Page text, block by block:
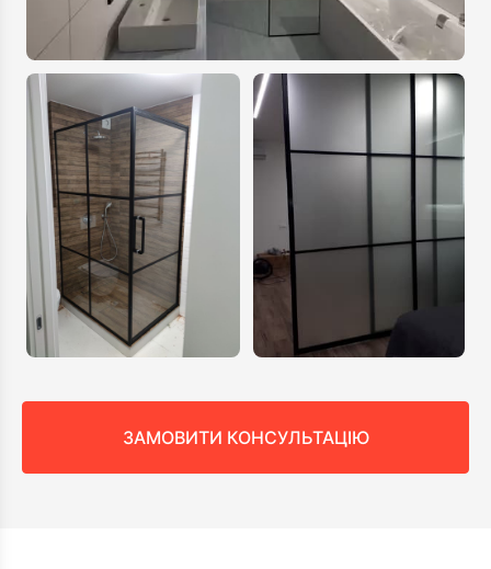
ЗАМОВИТИ КОНСУЛЬТАЦІЮ